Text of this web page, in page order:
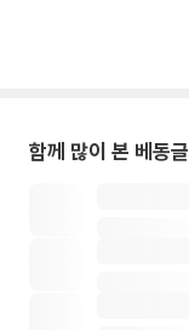
함께 많이 본 베동글